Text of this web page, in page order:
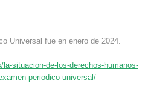
Universal fue en enero de 2024.
situacion-de-los-derechos-humanos-
periodico-universal/